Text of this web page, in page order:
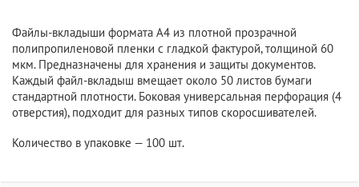
Файлы-вкладыши формата А4 из плотной прозрачной
полипропиленовой пленки с гладкой фактурой, толщиной 60
мкм. Предназначены для хранения и защиты документов.
Каждый файл-вкладыш вмещает около 50 листов бумаги
стандартной плотности. Боковая универсальная перфорация (4
отверстия), подходит для разных типов скоросшивателей.
Количество в упаковке — 100 шт.